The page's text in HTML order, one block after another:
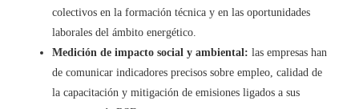
colectivos en la formación técnica y en las oportunidades
laborales del ámbito energético.
Medición de impacto social y ambiental: las empresas han
de comunicar indicadores precisos sobre empleo, calidad de
la capacitación y mitigación de emisiones ligados a sus